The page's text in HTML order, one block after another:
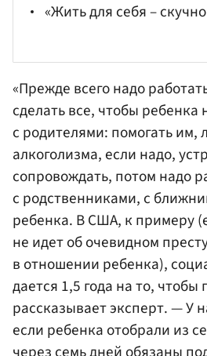
«Жить для себя –
«Прежде всего надо
сделать все, чтобы ребенка
с родителями: помогать им,
алкоголизма, если надо,
сопровождать, потом надо
с родственниками, с
ребенка. В США, к примеру
не идет об очевидном
в отношении ребенка),
дается 1,5 года на то,
рассказывает эксперт. — У
если ребенка отобрали из